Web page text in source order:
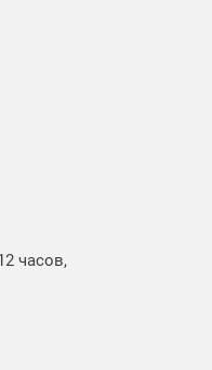
часов,